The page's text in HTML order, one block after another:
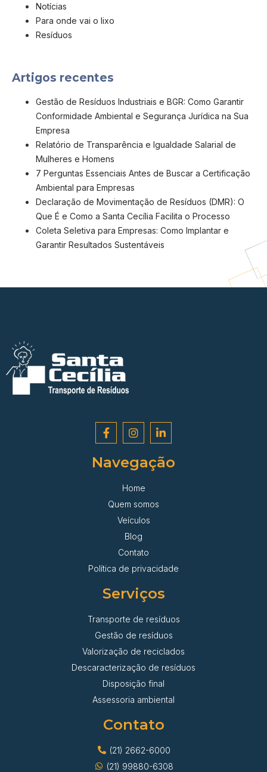
Notícias
Para onde vai o lixo
Resíduos
Artigos recentes
Gestão de Resíduos Industriais e BGR: Como Garantir
Conformidade Ambiental e Segurança Jurídica na Sua
Empresa
Relatório de Transparência e Igualdade Salarial de
Mulheres e Homens
7 Perguntas Essenciais Antes de Buscar a Certificação
Ambiental para Empresas
Declaração de Movimentação de Resíduos (DMR): O
Que É e Como a Santa Cecília Facilita o Processo
Coleta Seletiva para Empresas: Como Implantar e
Garantir Resultados Sustentáveis
Navegação
Home
Quem somos
Veículos
Blog
Contato
Política de privacidade
Serviços
Transporte de resíduos
Gestão de resíduos
Valorização de reciclados
Descaracterização de resíduos
Disposição final
Assessoria ambiental
Contato
(21) 2662-6000
(21) 99880-6308